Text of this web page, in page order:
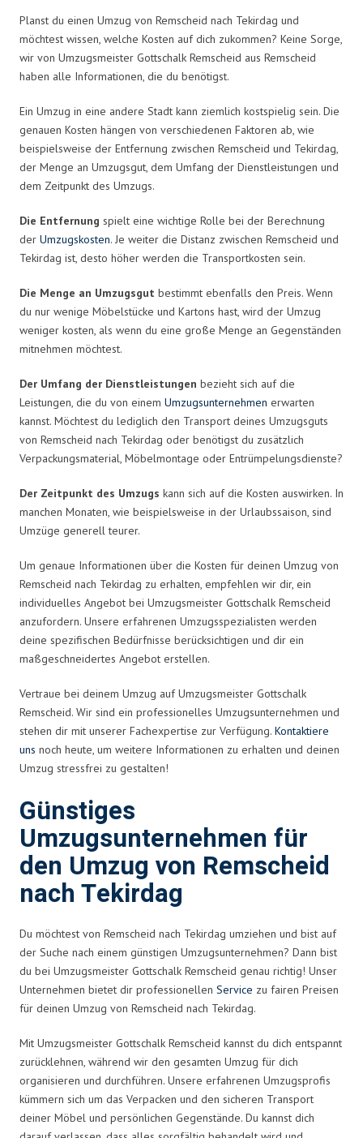
Planst du einen Umzug von Remscheid nach Tekirdag und
möchtest wissen, welche Kosten auf dich zukommen? Keine Sorge,
wir von Umzugsmeister Gottschalk Remscheid aus Remscheid
haben alle Informationen, die du benötigst.
Ein Umzug in eine andere Stadt kann ziemlich kostspielig sein. Die
genauen Kosten hängen von verschiedenen Faktoren ab, wie
beispielsweise der Entfernung zwischen Remscheid und Tekirdag,
der Menge an Umzugsgut, dem Umfang der Dienstleistungen und
dem Zeitpunkt des Umzugs.
Die Entfernung spielt eine wichtige Rolle bei der Berechnung
der Umzugskosten. Je weiter die Distanz zwischen Remscheid und
Tekirdag ist, desto höher werden die Transportkosten sein.
Die Menge an Umzugsgut bestimmt ebenfalls den Preis. Wenn
du nur wenige Möbelstücke und Kartons hast, wird der Umzug
weniger kosten, als wenn du eine große Menge an Gegenständen
mitnehmen möchtest.
Der Umfang der Dienstleistungen bezieht sich auf die
Leistungen, die du von einem Umzugsunternehmen erwarten
kannst. Möchtest du lediglich den Transport deines Umzugsguts
von Remscheid nach Tekirdag oder benötigst du zusätzlich
Verpackungsmaterial, Möbelmontage oder Entrümpelungsdienste?
Der Zeitpunkt des Umzugs kann sich auf die Kosten auswirken. In
manchen Monaten, wie beispielsweise in der Urlaubssaison, sind
Umzüge generell teurer.
Um genaue Informationen über die Kosten für deinen Umzug von
Remscheid nach Tekirdag zu erhalten, empfehlen wir dir, ein
individuelles Angebot bei Umzugsmeister Gottschalk Remscheid
anzufordern. Unsere erfahrenen Umzugsspezialisten werden
deine spezifischen Bedürfnisse berücksichtigen und dir ein
maßgeschneidertes Angebot erstellen.
Vertraue bei deinem Umzug auf Umzugsmeister Gottschalk
Remscheid. Wir sind ein professionelles Umzugsunternehmen und
stehen dir mit unserer Fachexpertise zur Verfügung. Kontaktiere
uns noch heute, um weitere Informationen zu erhalten und deinen
Umzug stressfrei zu gestalten!
Günstiges
Umzugsunternehmen für
den Umzug von Remscheid
nach Tekirdag
Du möchtest von Remscheid nach Tekirdag umziehen und bist auf
der Suche nach einem günstigen Umzugsunternehmen? Dann bist
du bei Umzugsmeister Gottschalk Remscheid genau richtig! Unser
Unternehmen bietet dir professionellen Service zu fairen Preisen
für deinen Umzug von Remscheid nach Tekirdag.
Mit Umzugsmeister Gottschalk Remscheid kannst du dich entspannt
zurücklehnen, während wir den gesamten Umzug für dich
organisieren und durchführen. Unsere erfahrenen Umzugsprofis
kümmern sich um das Verpacken und den sicheren Transport
deiner Möbel und persönlichen Gegenstände. Du kannst dich